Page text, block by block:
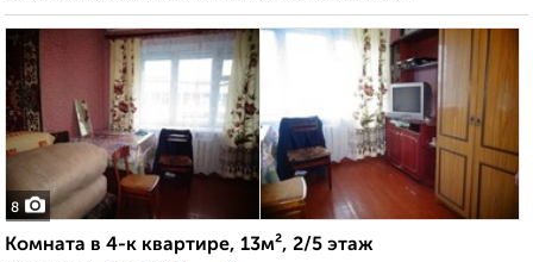
8
Комната в 4-к квартире, 13м², 2/5 этаж